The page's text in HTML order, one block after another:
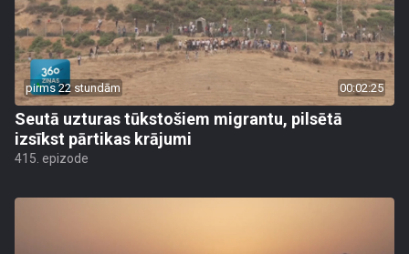
pirms 22 stundām 00:02:25
Seutā uzturas tūkstošiem migrantu, pilsētā
izsīkst pārtikas krājumi
415. epizode